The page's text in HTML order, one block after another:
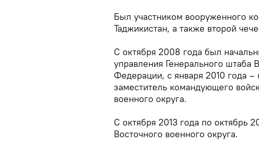
Был участником вооруженного
Таджикистан, а также второй
С октября 2008 года был
управления Генерального
Федерации, с января 2010 года
заместитель командующего
военного округа.
С октября 2013 года по октябрь
Восточного военного округа.